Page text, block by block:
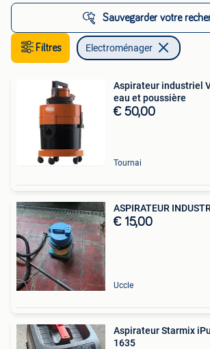
Sauvegarder votre
Filtres Electroménager
Aspirateur industriel
eau et poussière
€ 50,00
Tournai
ASPIRATEUR
€ 15,00
Uccle
Aspirateur Starmix
1635